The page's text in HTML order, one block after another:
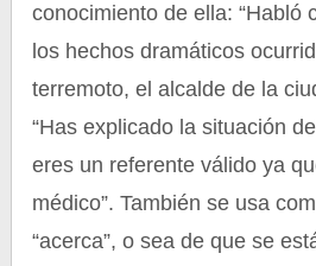
conocimiento de ella: “Habló
los hechos dramáticos
terremoto, el alcalde de la
“Has explicado la situación
eres un referente válido ya
médico”. También se usa
“acerca”, o sea de que se